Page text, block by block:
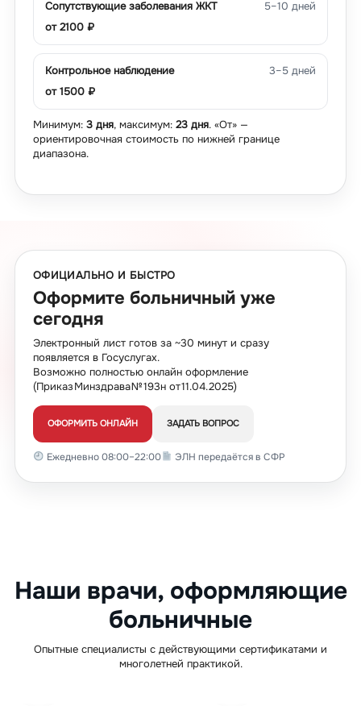
Сопутствующие заболевания ЖКТ
5–10 дней
от2100 ₽
Контрольное наблюдение
3–5 дней
от1500 ₽
Минимум: 3 дня, максимум: 23 дня. «От» —
ориентировочная стоимость по нижней границе
диапазона.
ОФИЦИАЛЬНО И БЫСТРО
Оформите больничный уже
сегодня
Электронный лист готов за ~30 минут и сразу
появляется в Госуслугах.
Возможно полностью онлайн оформление
(Приказ Минздрава № 193н от 11.04.2025)
ОФОРМИТЬ ОНЛАЙН ЗАДАТЬ ВОПРОС
Ежедневно 08:00–22:00 ЭЛН передаётся в СФР
Наши врачи, оформляющие
больничные
Опытные специалисты с действующими сертификатами и
многолетней практикой.